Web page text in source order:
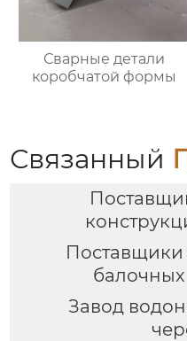
Сварные детали
коробчатой формы
Связанный
Завод